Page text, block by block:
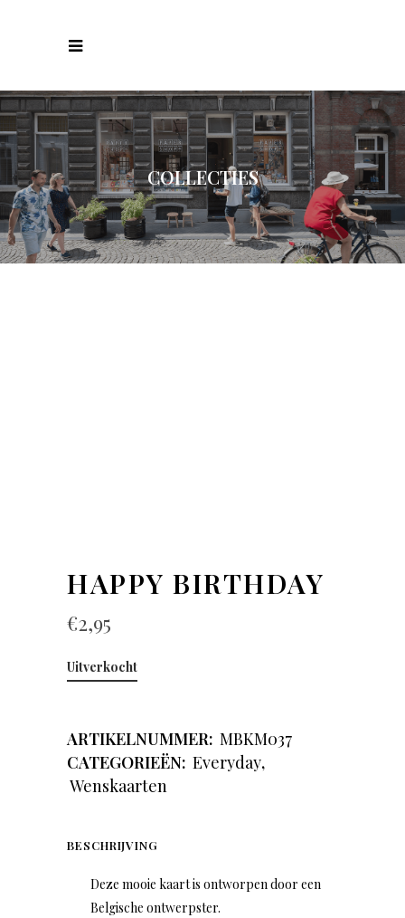
COLLECTIES
HAPPY BIRTHDAY
€2,95
Uitverkocht
ARTIKELNUMMER: MBKM037
CATEGORIEËN: Everyday,
Wenskaarten
BESCHRIJVING
Deze mooie kaart is ontworpen door een
Belgische ontwerpster.